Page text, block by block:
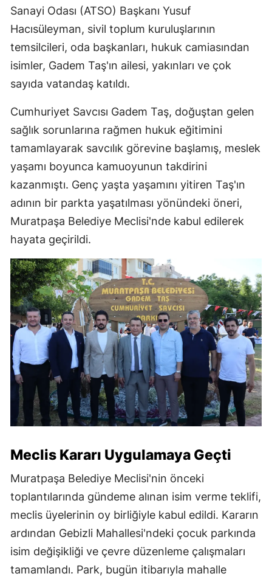
Sanayi Odası (ATSO) Başkanı Yusuf
Hacısüleyman, sivil toplum kuruluşlarının
temsilcileri, oda başkanları, hukuk camiasından
isimler, Gadem Taş'ın ailesi, yakınları ve çok
sayıda vatandaş katıldı.
Cumhuriyet Savcısı Gadem Taş, doğuştan gelen
sağlık sorunlarına rağmen hukuk eğitimini
tamamlayarak savcılık görevine başlamış, meslek
yaşamı boyunca kamuoyunun takdirini
kazanmıştı. Genç yaşta yaşamını yitiren Taş'ın
adının bir parkta yaşatılması yönündeki öneri,
Muratpaşa Belediye Meclisi'nde kabul edilerek
hayata geçirildi.
Meclis Kararı Uygulamaya Geçti
Muratpaşa Belediye Meclisi'nin önceki
toplantılarında gündeme alınan isim verme teklifi,
meclis üyelerinin oy birliğiyle kabul edildi. Kararın
ardından Gebizli Mahallesi'ndeki çocuk parkında
isim değişikliği ve çevre düzenleme çalışmaları
tamamlandı. Park, bugün itibarıyla mahalle